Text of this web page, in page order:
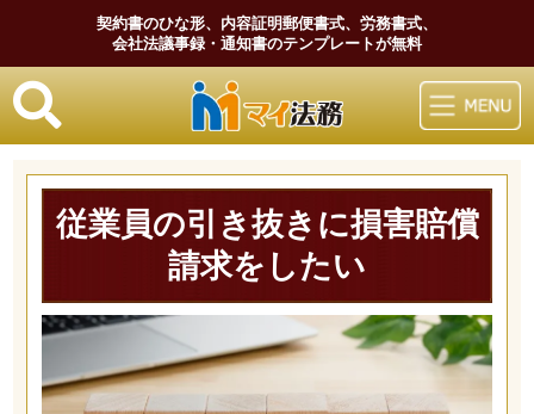
契約書のひな形、内容証明郵便書式、労務書式、
会社法議事録・通知書のテンプレートが無料
マイ法務
従業員の引き抜きに損害賠償
請求をしたい